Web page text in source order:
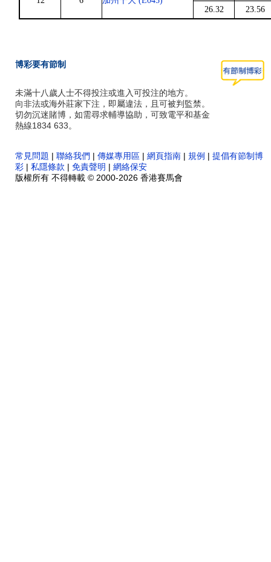
26.32 23.56
博彩要有節制
未滿十八歲人士不得投注或進入可投注的地方。
向非法或海外莊家下注，即屬違法，且可被判監禁。
切勿沉迷賭博，如需尋求輔導協助，可致電平和基金
熱線1834 633。
常見問題 | 聯絡我們 | 傳媒專用區 | 網頁指南 | 規例 | 提倡有節制博
彩 | 私隱條款 | 免責聲明 | 網絡保安
版權所有 不得轉載 © 2000-2026 香港賽馬會